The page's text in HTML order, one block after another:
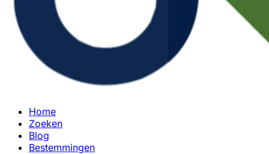
Home
Zoeken
Blog
Bestemmingen